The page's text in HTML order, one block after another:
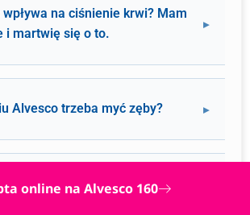
na ciśnienie krwi? Mam
i martwię się o to.
Alvesco trzeba myć zęby?
jest refundowany?
online na Alvesco 160